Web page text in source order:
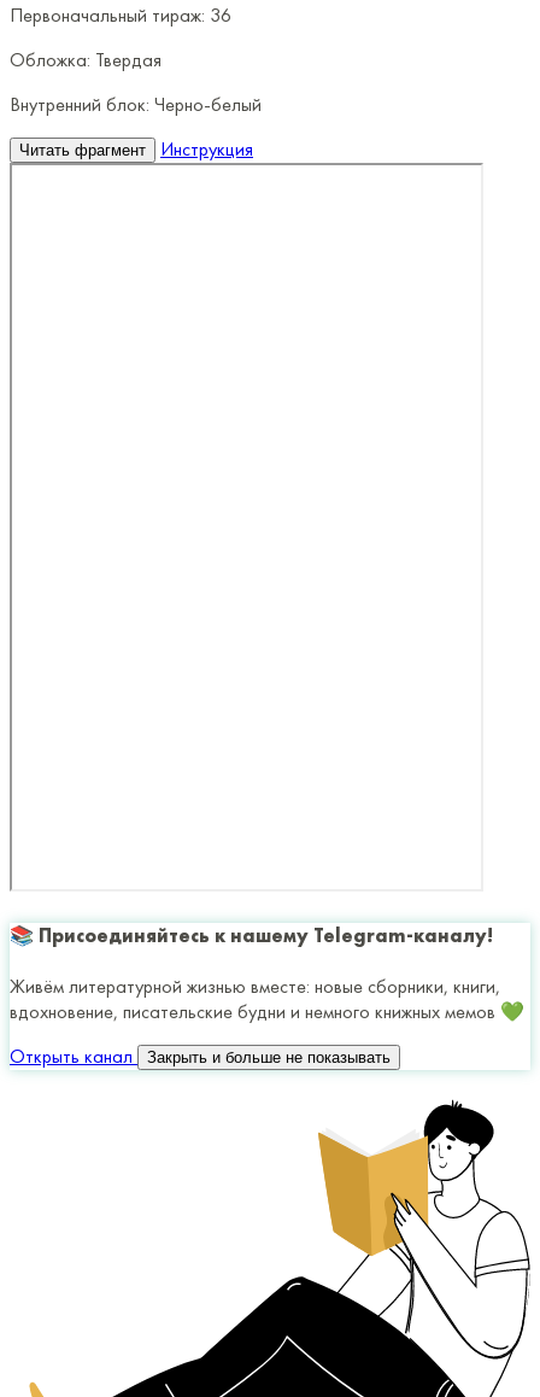
Первоначальный тираж: 36
Обложка: Твердая
Внутренний блок: Черно-белый
Читать фрагмент Инструкция
📚 Присоединяйтесь к нашему Telegram-каналу!
Живём литературной жизнью вместе: новые сборники, книги,
вдохновение, писательские будни и немного книжных мемов 💚
Открыть канал
Закрыть и больше не показывать